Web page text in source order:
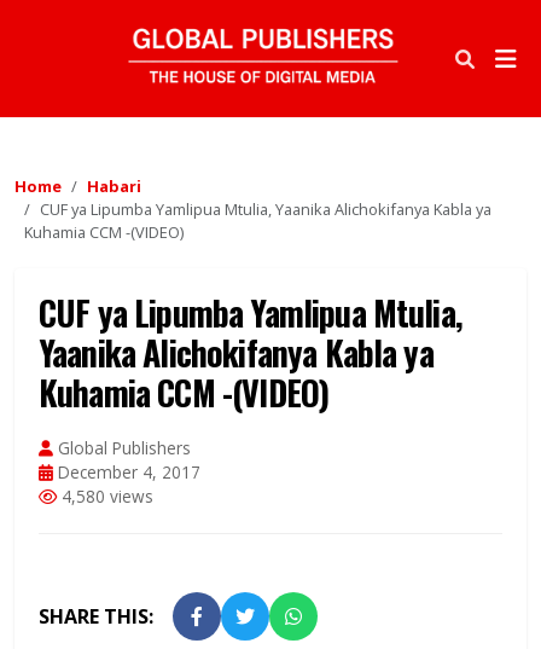
Home
Habari
CUF ya Lipumba Yamlipua Mtulia, Yaanika Alichokifanya Kabla ya
Kuhamia CCM -(VIDEO)
CUF ya Lipumba Yamlipua Mtulia,
Yaanika Alichokifanya Kabla ya
Kuhamia CCM -(VIDEO)
Global Publishers
December 4, 2017
4,580 views
SHARE THIS: